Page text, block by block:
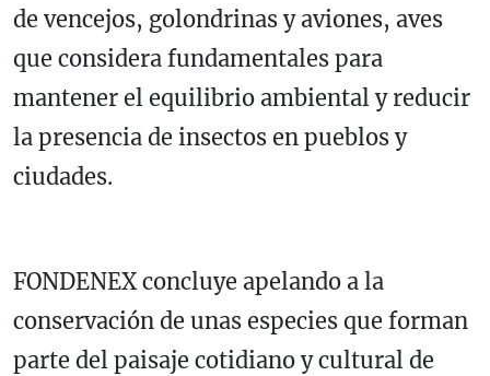
de vencejos, golondrinas y aviones, aves
que considera fundamentales para
mantener el equilibrio ambiental y reducir
la presencia de insectos en pueblos y
ciudades.
FONDENEX concluye apelando a la
conservación de unas especies que forman
parte del paisaje cotidiano y cultural de